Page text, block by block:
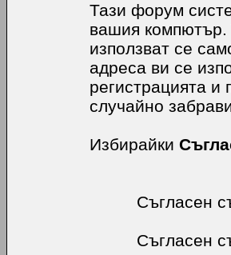
Тази форум
вашия компютър.
използват се
адреса ви се
регистрацията
случайно
Избирайки
Съгласен
Съгласен